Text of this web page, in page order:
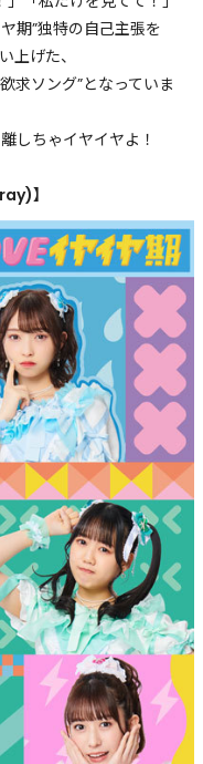
期”独特の自己主張を
げた、
求ソング”となっていま
しちゃイヤイヤよ！
】